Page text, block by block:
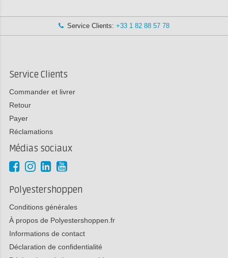
Service Clients: +33 1 82 88 57 78
Service Clients
Commander et livrer
Retour
Payer
Réclamations
Médias sociaux
Polyestershoppen
Conditions générales
À propos de Polyestershoppen.fr
Informations de contact
Déclaration de confidentialité